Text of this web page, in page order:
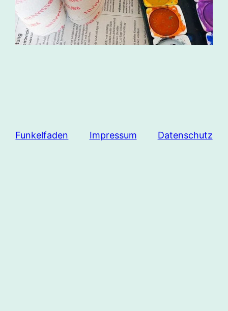
Funkelfaden Impressum Datenschutz